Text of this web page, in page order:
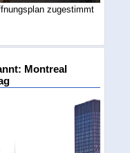
zugestimmt
Montreal